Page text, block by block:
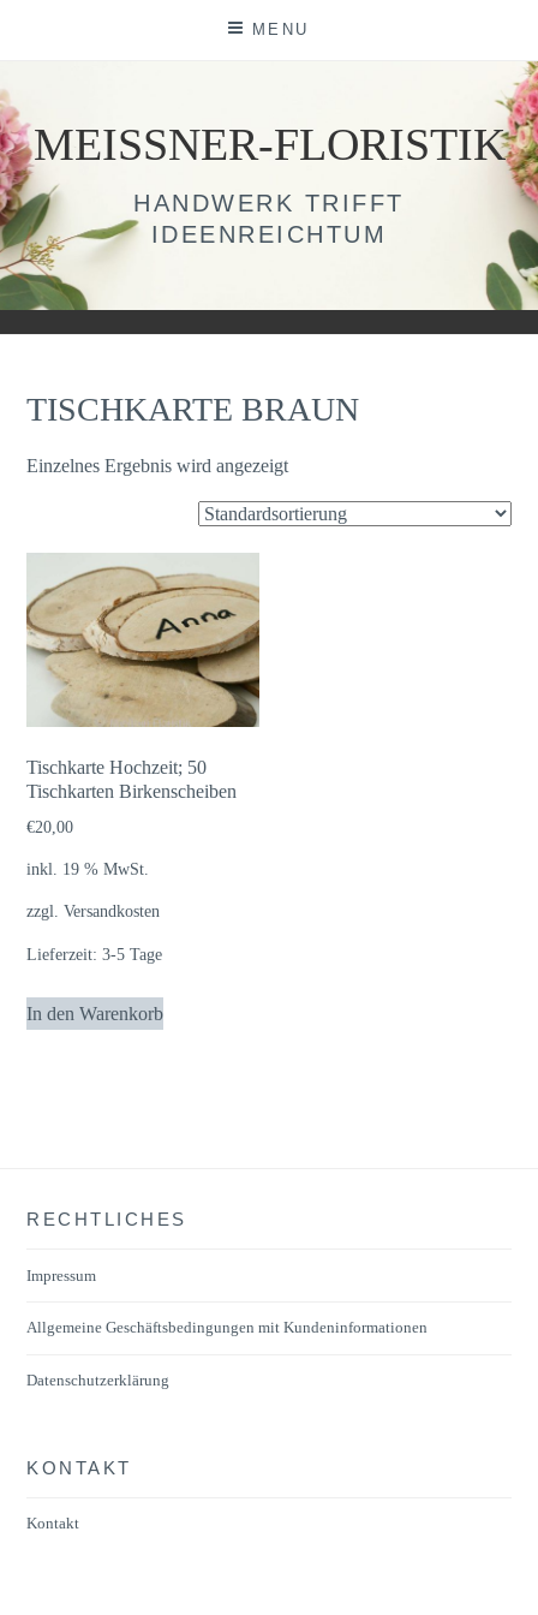
MENU
MEISSNER-FLORISTIK
HANDWERK TRIFFT
IDEENREICHTUM
TISCHKARTE BRAUN
Einzelnes Ergebnis wird angezeigt
Tischkarte Hochzeit; 50
Tischkarten Birkenscheiben
€20,00
inkl. 19 % MwSt.
zzgl.Versandkosten
Lieferzeit:3-5 Tage
In den Warenkorb
RECHTLICHES
Impressum
Allgemeine Geschäftsbedingungen mit Kundeninformationen
Datenschutzerklärung
KONTAKT
Kontakt